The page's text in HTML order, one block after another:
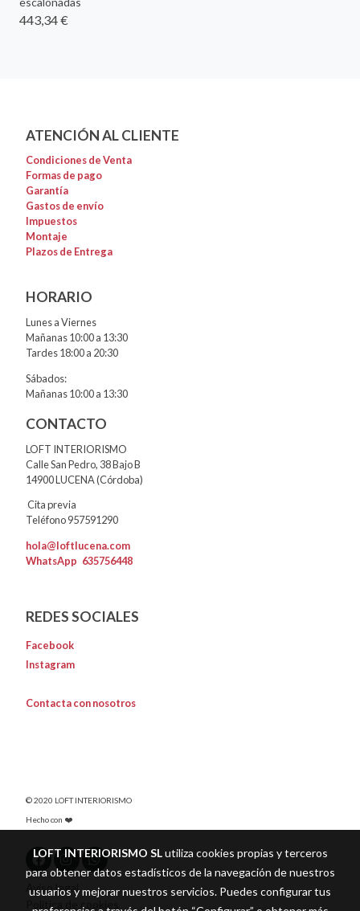
443,34 €
ATENCIÓN AL CLIENTE
Condiciones de Venta
Formas de pago
Garantía
Gastos de envío
Impuestos
Montaje
Plazos de Entrega
HORARIO
Lunes a Viernes
Mañanas 10:00 a 13:30
Tardes 18:00 a 20:30
Sábados:
Mañanas 10:00 a 13:30
CONTACTO
LOFT INTERIORISMO
Calle San Pedro, 38 Bajo B
14900 LUCENA (Córdoba)
Cita previa
Teléfono 957591290
hola@loftlucena.com
WhatsApp 635756448
REDES SOCIALES
Facebook
Instagram
Contacta con nosotros
© 2020 LOFT INTERIORISMO
Hecho con ❤️
Aviso legal
Política de cookies
LOFT INTERIORISMO SLutiliza cookies propias y terceros
para obtener datos estadísticos de la navegación de nuestros
usuarios y mejorar nuestros servicios. Puedes configurar tus